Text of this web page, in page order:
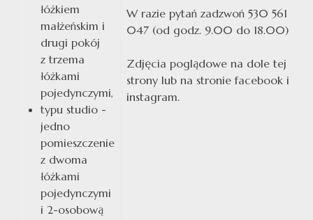
łóżkiem
małżeńskim i
drugi pokój
z trzema
łóżkami
pojedynczymi,
typu studio -
jedno
pomieszczenie
z dwoma
łóżkami
pojedynczymi
i 2-osobową
W razie pytań zadzwoń 530 561
047 (od godz. 9.00 do 18.00)
Zdjęcia poglądowe na dole tej
strony lub na stronie facebook i
instagram.